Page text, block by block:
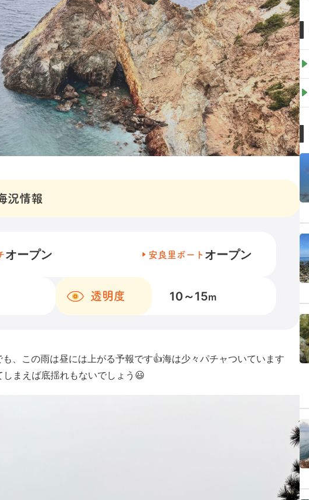
況情報
オープン 安良里ボート オープン
透明度 10～15m
、この雨は昼には上がる予報です👍海は少々パチャついています
まえば底揺れもないでしょう😃